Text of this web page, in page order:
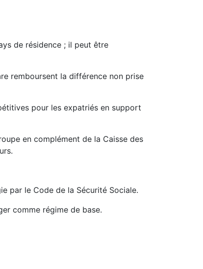
de résidence ; il peut être
remboursent la différence non prise
pour les expatriés en support
en complément de la Caisse des
par le Code de la Sécurité Sociale.
comme régime de base.